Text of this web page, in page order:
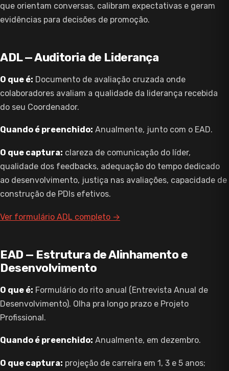
que orientam conversas, calibram expectativas e geram
evidências para decisões de promoção.
ADL — Auditoria de Liderança
O que é: Documento de avaliação cruzada onde
colaboradores avaliam a qualidade da liderança recebida
do seu Coordenador.
Quando é preenchido: Anualmente, junto com o EAD.
O que captura: clareza de comunicação do líder,
qualidade dos feedbacks, adequação do tempo dedicado
ao desenvolvimento, justiça nas avaliações, capacidade de
construção de PDIs efetivos.
Ver formulário ADL completo →
EAD — Estrutura de Alinhamento e
Desenvolvimento
O que é: Formulário do rito anual (Entrevista Anual de
Desenvolvimento). Olha pra longo prazo e Projeto
Profissional.
Quando é preenchido: Anualmente, em dezembro.
O que captura: projeção de carreira em 1, 3 e 5 anos;